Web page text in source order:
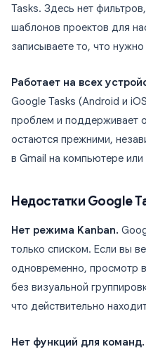
Tasks. Здесь нет
шаблонов проектов для
записываете то, что
Работает на всех
Google Tasks (Android и
проблем и поддерживает
остаются прежними,
в Gmail на компьютере
Недостатки Google
Нет режима Kanban.
только списком. Если вы
одновременно, просмотр
без визуальной
что действительно
Нет функций для команд.